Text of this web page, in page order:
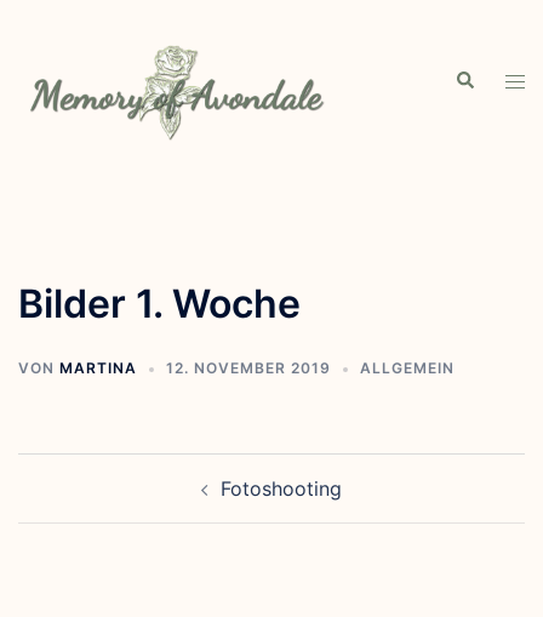
springen
Suche
Bilder 1. Woche
VON MARTINA 12. NOVEMBER 2019 ALLGEMEIN
Fotoshooting